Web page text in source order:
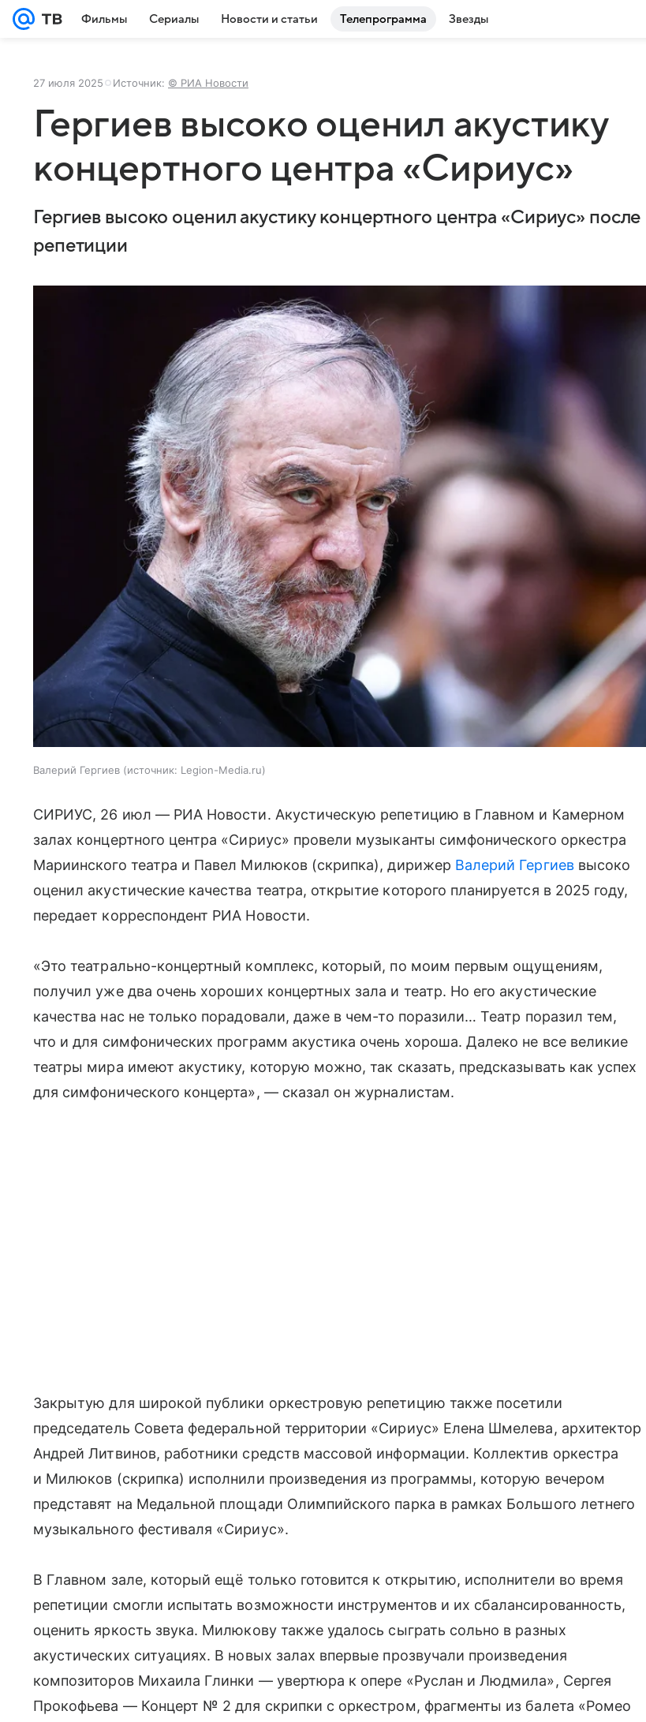
Фильмы Сериалы Новости и статьи Телепрограмма Звезды
27 июля 2025 Источник: © РИА Новости
Гергиев высоко оценил акустику
концертного центра «Сириус»
Гергиев высоко оценил акустику концертного центра «Сириус» после
репетиции
Валерий Гергиев источник: Legion-Media.ru
СИРИУС, 26 июл — РИА Новости. Акустическую репетицию в Главном и Камерном
залах концертного центра «Сириус» провели музыканты симфонического оркестра
Мариинского театра и Павел Милюков (скрипка), дирижер Валерий Гергиеввысоко
оценил акустические качества театра, открытие которого планируется в 2025 году,
передает корреспондент РИА Новости.
«Это театрально-концертный комплекс, который, по моим первым ощущениям,
получил уже два очень хороших концертных зала и театр. Но его акустические
качества нас не только порадовали, даже в чем-то поразили… Театр поразил тем,
что и для симфонических программ акустика очень хороша. Далеко не все великие
театры мира имеют акустику, которую можно, так сказать, предсказывать как успех
для симфонического концерта», — сказал он журналистам.
Закрытую для широкой публики оркестровую репетицию также посетили
председатель Совета федеральной территории «Сириус» Елена Шмелева, архитектор
Андрей Литвинов, работники средств массовой информации. Коллектив оркестра
и Милюков (скрипка) исполнили произведения из программы, которую вечером
представят на Медальной площади Олимпийского парка в рамках Большого летнего
музыкального фестиваля «Сириус».
В Главном зале, который ещё только готовится к открытию, исполнители во время
репетиции смогли испытать возможности инструментов и их сбалансированность,
оценить яркость звука. Милюкову также удалось сыграть сольно в разных
акустических ситуациях. В новых залах впервые прозвучали произведения
композиторов Михаила Глинки — увертюра к опере «Руслан и Людмила», Сергея
Прокофьева — Концерт № 2 для скрипки с оркестром, фрагменты из балета «Ромео